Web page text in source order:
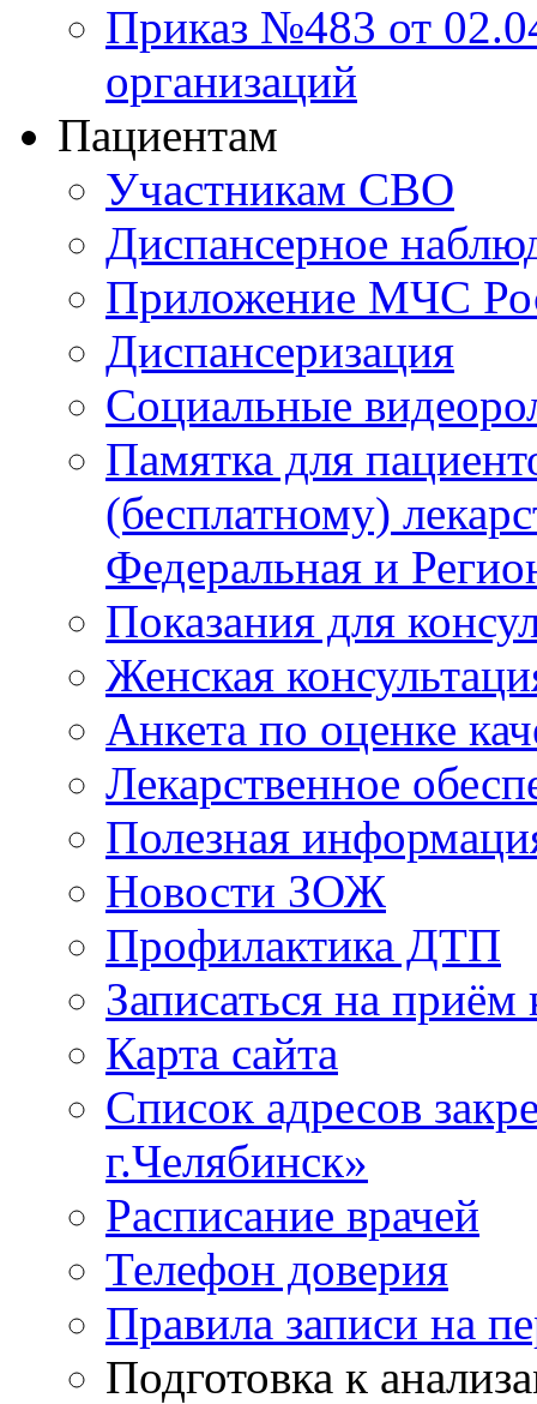
Приказ №483 от
организаций
Пациентам
Участникам СВО
Диспансерное
Приложение МЧС
Диспансеризация
Социальные
Памятка для
(бесплатному)
Федеральная и
Показания для
Женская
Анкета по оценке
Лекарственное
Полезная
Новости ЗОЖ
Профилактика ДТП
Записаться на приём
Карта сайта
Список адресов
г.Челябинск»
Расписание врачей
Телефон доверия
Правила записи на
Подготовка к